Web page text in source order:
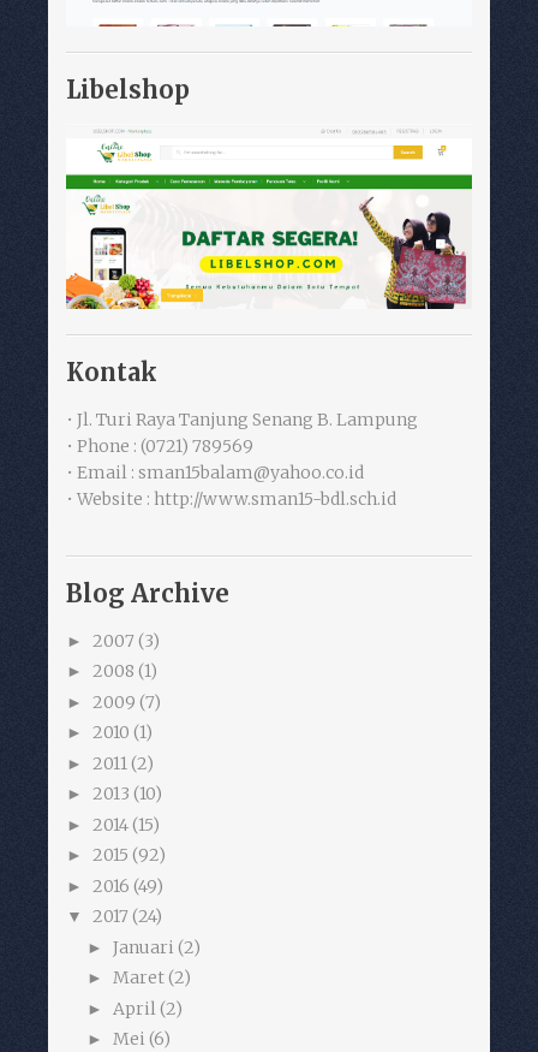
Libelshop
Kontak
• Jl. Turi Raya Tanjung Senang B. Lampung
• Phone : (0721) 789569
• Email : sman15balam@yahoo.co.id
• Website : http://www.sman15-bdl.sch.id
Blog Archive
► 2007 (3)
► 2008 (1)
► 2009 (7)
► 2010 (1)
► 2011(2)
► 2013 (10)
► 2014(15)
► 2015 (92)
► 2016 (49)
▼ 2017 (24)
► Januari (2)
► Maret(2)
► April(2)
► Mei (6)